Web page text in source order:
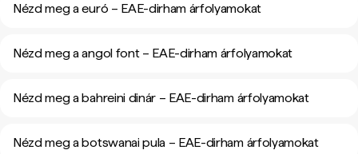
Nézd meg a euró – EAE-dirham árfolyamokat
Nézd meg a angol font – EAE-dirham árfolyamokat
Nézd meg a bahreini dinár – EAE-dirham árfolyamokat
Nézd meg a botswanai pula – EAE-dirham árfolyamokat